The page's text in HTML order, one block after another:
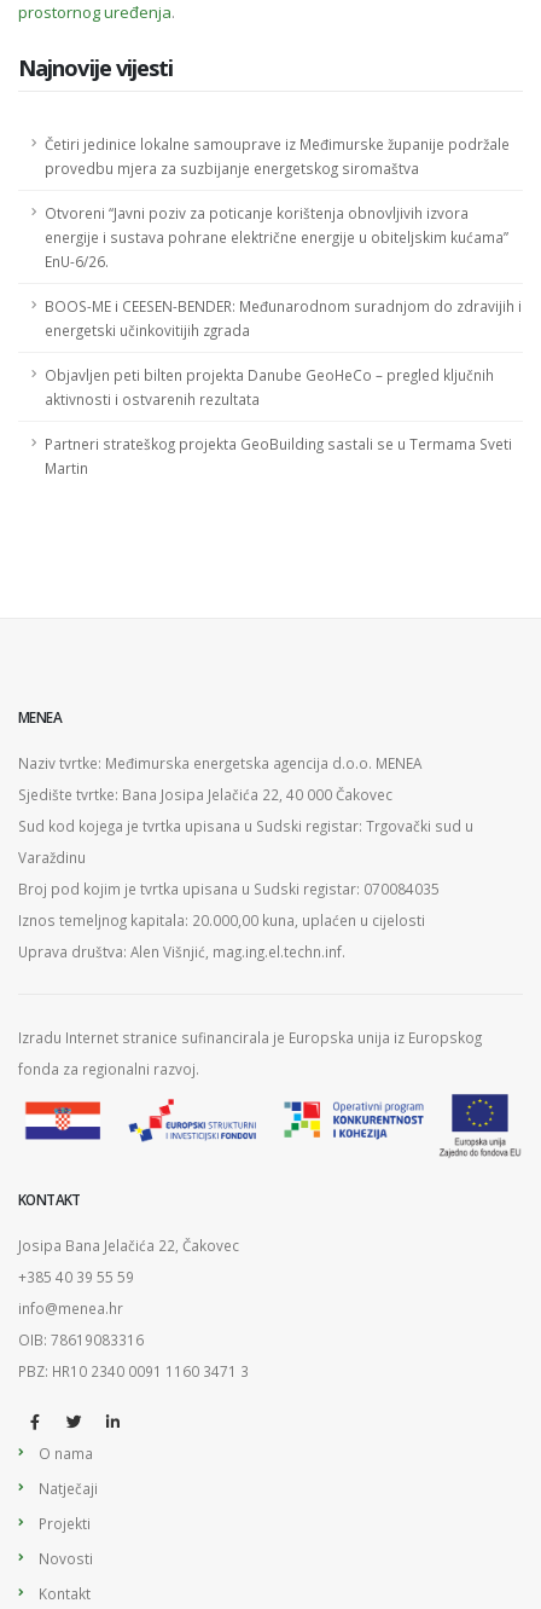
prostornog uređenja.
Najnovije vijesti
Četiri jedinice lokalne samouprave iz Međimurske županije podržale
provedbu mjera za suzbijanje energetskog siromaštva
Otvoreni “Javni poziv za poticanje korištenja obnovljivih izvora
energije i sustava pohrane električne energije u obiteljskim kućama”
EnU-6/26.
BOOS-ME i CEESEN-BENDER: Međunarodnom suradnjom do zdravijih i
energetski učinkovitijih zgrada
Objavljen peti bilten projekta Danube GeoHeCo – pregled ključnih
aktivnosti i ostvarenih rezultata
Partneri strateškog projekta GeoBuilding sastali se u Termama Sveti
Martin
MENEA
Naziv tvrtke: Međimurska energetska agencija d.o.o. MENEA
Sjedište tvrtke: Bana Josipa Jelačića 22, 40 000 Čakovec
Sud kod kojega je tvrtka upisana u Sudski registar: Trgovački sud u
Varaždinu
Broj pod kojim je tvrtka upisana u Sudski registar: 070084035
Iznos temeljnog kapitala: 20.000,00 kuna, uplaćen u cijelosti
Uprava društva: Alen Višnjić, mag.ing.el.techn.inf.
Izradu Internet stranice sufinancirala je Europska unija iz Europskog
fonda za regionalni razvoj.
KONTAKT
Josipa Bana Jelačića 22, Čakovec
+385 40 39 55 59
info@menea.hr
OIB: 78619083316
PBZ: HR10 2340 0091 1160 3471 3
O nama
Natječaji
Projekti
Novosti
Kontakt